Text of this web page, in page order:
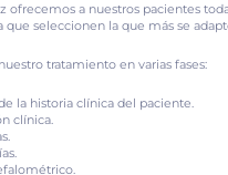
ofrecemos a nuestros pacientes
que seleccionen la que más se
tratamiento en varias fases:
la historia clínica del paciente.
clínica.